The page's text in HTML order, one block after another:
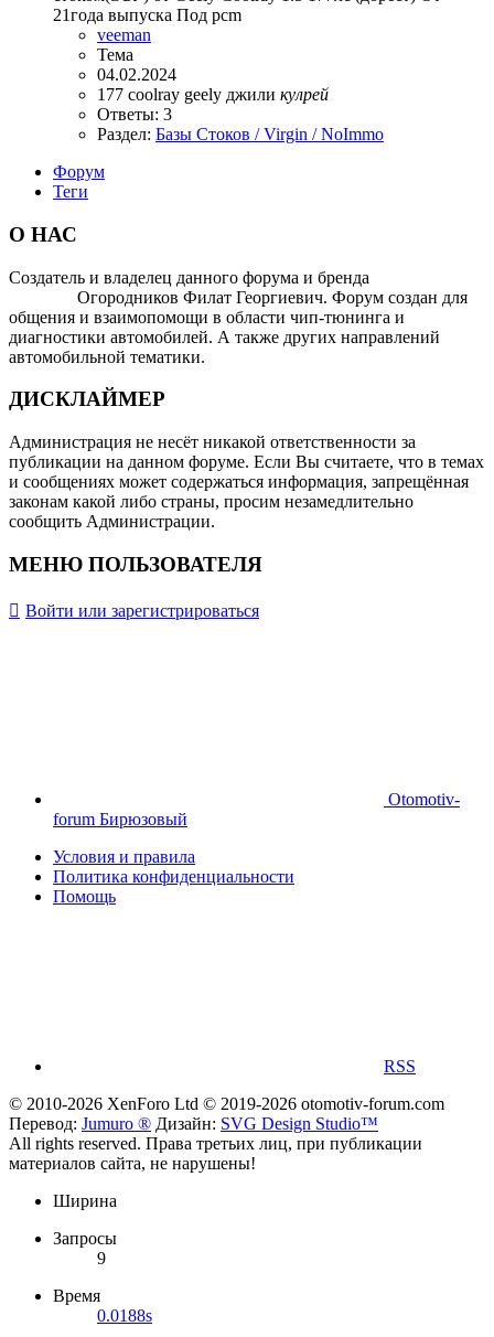
21года выпуска Под pcm
veeman
Тема
04.02.2024
177 coolray geely джили кулрей
Ответы: 3
Раздел: Базы Стоков / Virgin / NoImmo
Форум
Теги
О НАС
Создатель и владелец данного форума и бренда
Огородников Филат Георгиевич. Форум создан для
общения и взаимопомощи в области чип-тюнинга и
диагностики автомобилей. А также других направлений
автомобильной тематики.
ДИСКЛАЙМЕР
Администрация не несёт никакой ответственности за
публикации на данном форуме. Если Вы считаете, что в темах
и сообщениях может содержаться информация, запрещённая
законам какой либо страны, просим незамедлительно
сообщить Администрации.
МЕНЮ ПОЛЬЗОВАТЕЛЯ
Войти или зарегистрироваться
Otomotiv-
forum Бирюзовый
Условия и правила
Политика конфиденциальности
Помощь
RSS
© 2010-2026 XenForo Ltd © 2019-2026 otomotiv-forum.com
Перевод: Jumuro ® Дизайн: SVG Design Studio™
All rights reserved. Права третьих лиц, при публикации
материалов сайта, не нарушены!
Ширина
Запросы
9
Время
0.0188s